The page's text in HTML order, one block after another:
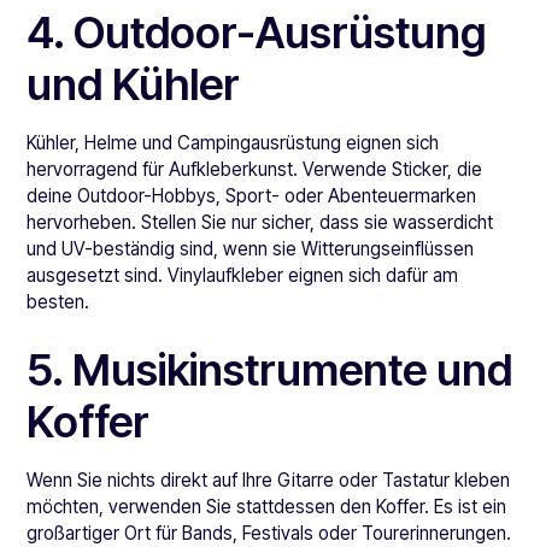
4. Outdoor-Ausrüstung
und Kühler
Kühler, Helme und Campingausrüstung eignen sich
hervorragend für Aufkleberkunst. Verwende Sticker, die
deine Outdoor-Hobbys, Sport- oder Abenteuermarken
hervorheben. Stellen Sie nur sicher, dass sie wasserdicht
und UV-beständig sind, wenn sie Witterungseinflüssen
ausgesetzt sind. Vinylaufkleber eignen sich dafür am
besten.
5. Musikinstrumente und
Koffer
Wenn Sie nichts direkt auf Ihre Gitarre oder Tastatur kleben
möchten, verwenden Sie stattdessen den Koffer. Es ist ein
großartiger Ort für Bands, Festivals oder Tourerinnerungen.